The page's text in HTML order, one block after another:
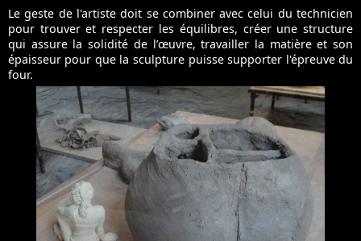
la construction de la liseuse
Le geste de l'artiste doit se combiner avec celui du technicien
pour trouver et respecter les équilibres, créer une structure
qui assure la solidité de l’œuvre, travailler la matière et son
épaisseur pour que la sculpture puisse supporter l'épreuve du
four.